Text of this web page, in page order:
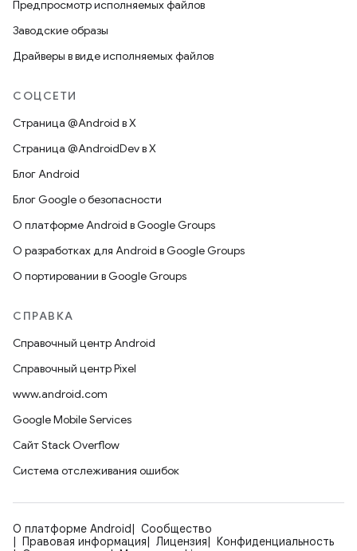
Предпросмотр исполняемых файлов
Заводские образы
Драйверы в виде исполняемых файлов
СОЦСЕТИ
Страница @Android в X
Страница @AndroidDev в X
Блог Android
Блог Google о безопасности
О платформе Android в Google Groups
О разработках для Android в Google Groups
О портировании в Google Groups
СПРАВКА
Справочный центр Android
Справочный центр Pixel
www.android.com
Google Mobile Services
Сайт Stack Overflow
Система отслеживания ошибок
О платформе Android
Сообщество
Правовая информация
Лицензия
Конфиденциальность